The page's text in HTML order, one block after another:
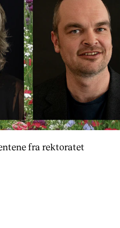
fra rektoratet